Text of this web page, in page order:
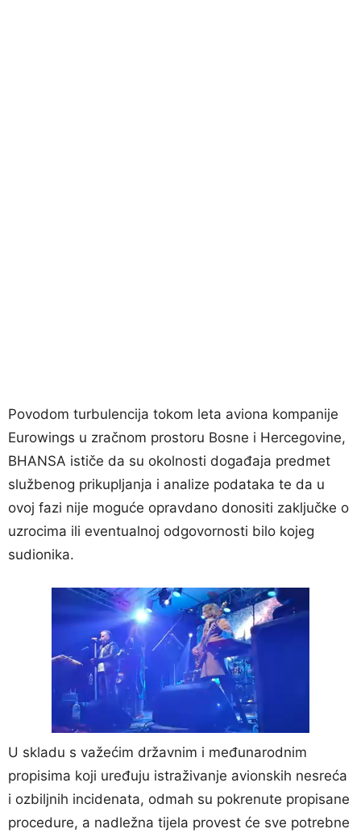
Povodom turbulencija tokom leta aviona kompanije
Eurowings u zračnom prostoru Bosne i Hercegovine,
BHANSA ističe da su okolnosti događaja predmet
službenog prikupljanja i analize podataka te da u
ovoj fazi nije moguće opravdano donositi zaključke o
uzrocima ili eventualnoj odgovornosti bilo kojeg
sudionika.
U skladu s važećim državnim i međunarodnim
propisima koji uređuju istraživanje avionskih nesreća
i ozbiljnih incidenata, odmah su pokrenute propisane
procedure, a nadležna tijela provest će sve potrebne